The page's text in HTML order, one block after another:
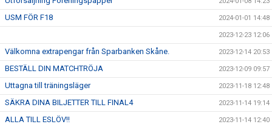
USM FÖR F18 2024-01-01 14:48
2023-12-23 12:06
Välkomna extrapengar från Sparbanken Skåne. 2023-12-14 20:53
BESTÄLL DIN MATCHTRÖJA 2023-12-09 09:57
Uttagna till träningsläger 2023-11-18 12:48
SÄKRA DINA BILJETTER TILL FINAL4 2023-11-14 19:14
ALLA TILL ESLÖV!! 2023-11-14 12:40